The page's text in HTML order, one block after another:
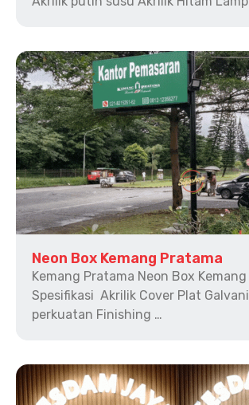
Neon Box Kemang Pratama
Kemang Pratama Neon Box
Spesifikasi Akrilik Cover Plat
perkuatan Finishing …